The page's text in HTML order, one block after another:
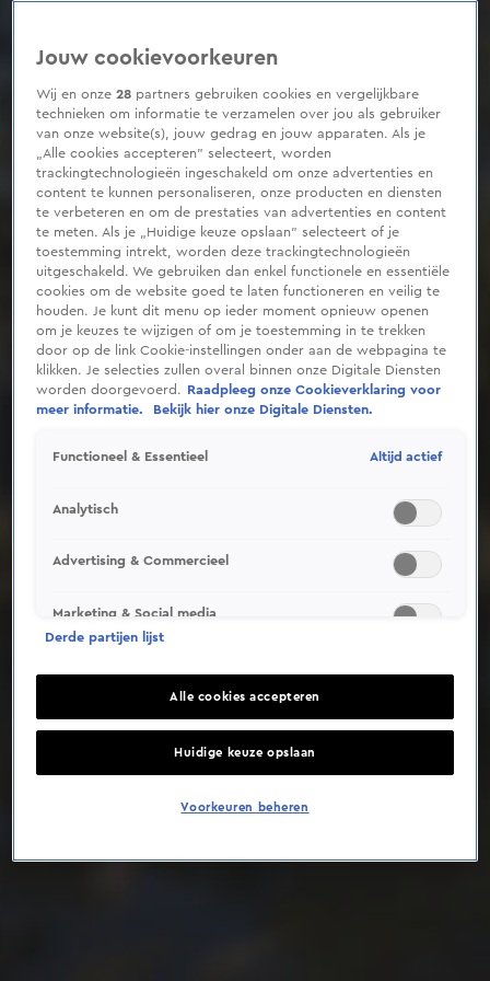
Deze video is niet beschikbaar op je huidige locatie
Jouw cookievoorkeuren
Wij en onze28 partners gebruiken cookies en vergelijkbare
technieken om informatie te verzamelen over jou als gebruiker
van onze website(s), jouw gedrag en jouw apparaten. Als je
„Alle cookies accepteren” selecteert, worden
trackingtechnologieën ingeschakeld om onze advertenties en
content te kunnen personaliseren, onze producten en diensten
te verbeteren en om de prestaties van advertenties en content
te meten. Als je „Huidige keuze opslaan” selecteert of je
toestemming intrekt, worden deze trackingtechnologieën
uitgeschakeld. We gebruiken dan enkel functionele en essentiële
cookies om de website goed te laten functioneren en veilig te
houden. Je kunt dit menu op ieder moment opnieuw openen
om je keuzes te wijzigen of om je toestemming in te trekken
door op de link Cookie-instellingen onder aan de webpagina te
klikken. Je selecties zullen overal binnen onze Digitale Diensten
worden doorgevoerd.
Raadpleeg onze Cookieverklaring voor
meer informatie.
Bekijk hier onze Digitale Diensten.
Functioneel & Essentieel Altijd actief
Analytisch
Advertising & Commercieel
Marketing & Social media
Derde partijen lijst
Alle cookies accepteren
Huidige keuze opslaan
Voorkeuren beheren